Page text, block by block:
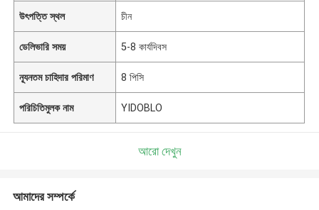
উৎপত্তি স্থল চীন
ডেলিভারি সময় 5-8 কার্যদিবস
ন্যূনতম চাহিদার পরিমাণ 8 পিসি
পরিচিতিমুলক নাম YIDOBLO
আরো দেখুন
আমাদের সম্পর্কে